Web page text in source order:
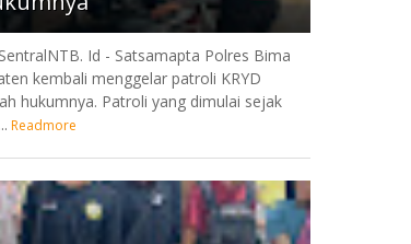
Id - Satsamapta Polres Bima
kembali menggelar patroli KRYD
hukumnya. Patroli yang dimulai sejak
Readmore